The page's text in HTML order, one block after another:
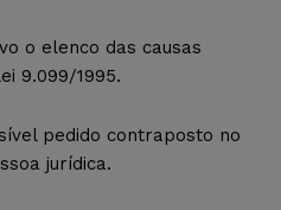
o elenco das causas
9.099/1995.
pedido contraposto no
jurídica.